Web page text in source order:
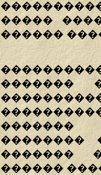
�����
������
�������
�������
��������
�������
������